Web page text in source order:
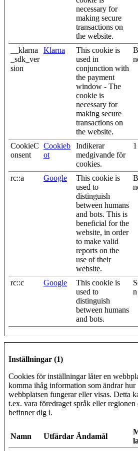
necessary for
making secure
transactions on
the website.
__klarna
_sdk_ver
sion
Klarna
This cookie is
used in
conjunction with
the payment
window - The
cookie is
necessary for
making secure
transactions on
the website.
CookieC
onsent
Cookieb
ot
Indikerar
medgivande för
cookies.
rc::a Google
This cookie is
used to
distinguish
between humans
and bots. This is
beneficial for the
website, in order
to make valid
reports on the
use of their
website.
rc::c Google
This cookie is
used to
distinguish
between humans
and bots.
n
Inställningar (1)
Cookies för inställningar låter en
komma ihåg information som ändrar hur
webbplatsen fungerar eller visas. Detta
t.ex. vara föredraget språk eller regionen
befinner dig i.
Namn UtfärdareÄndamål